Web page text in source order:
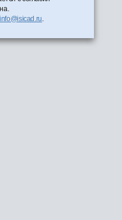
info@isicad.ru